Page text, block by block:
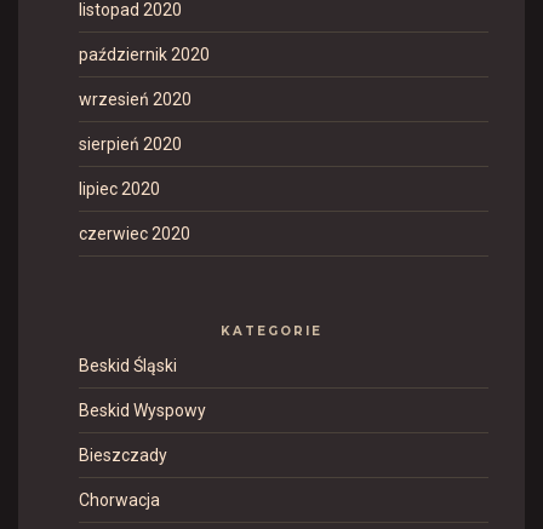
listopad 2020
październik 2020
wrzesień 2020
sierpień 2020
lipiec 2020
czerwiec 2020
KATEGORIE
Beskid Śląski
Beskid Wyspowy
Bieszczady
Chorwacja